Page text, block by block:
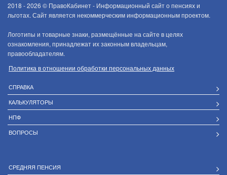
2018 - 2026 © ПравоКабинет - Информационный сайт о пенсиях и
льготах. Сайт является некоммерческим информационным проектом.
Логотипы и товарные знаки, размещённые на сайте в целях
ознакомления, принадлежат их законным владельцам,
правообладателям.
Политика в отношении обработки персональных данных
СПРАВКА
КАЛЬКУЛЯТОРЫ
НПФ
ВОПРОСЫ
СРЕДНЯЯ ПЕНСИЯ